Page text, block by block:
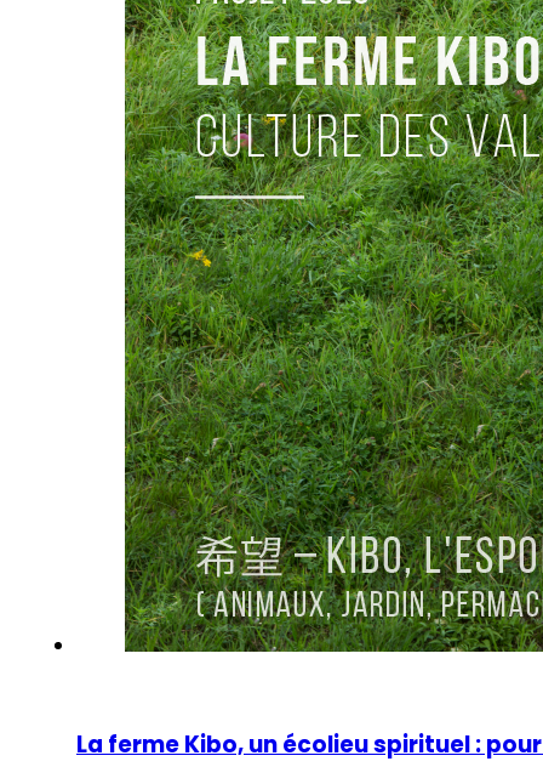
La ferme Kibo, un écolieu spirituel :